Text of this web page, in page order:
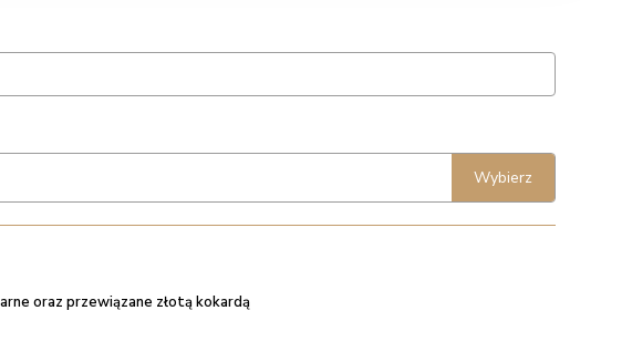
Wybierz
oraz przewiązane złotą kokardą